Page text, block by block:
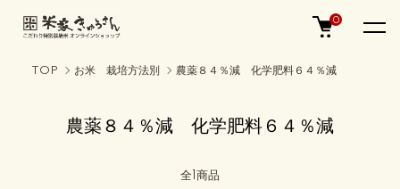
0
TOP お米 栽培方法別 農薬８４％減 化学肥料６４％減
農薬８４％減 化学肥料６４％減
全1商品